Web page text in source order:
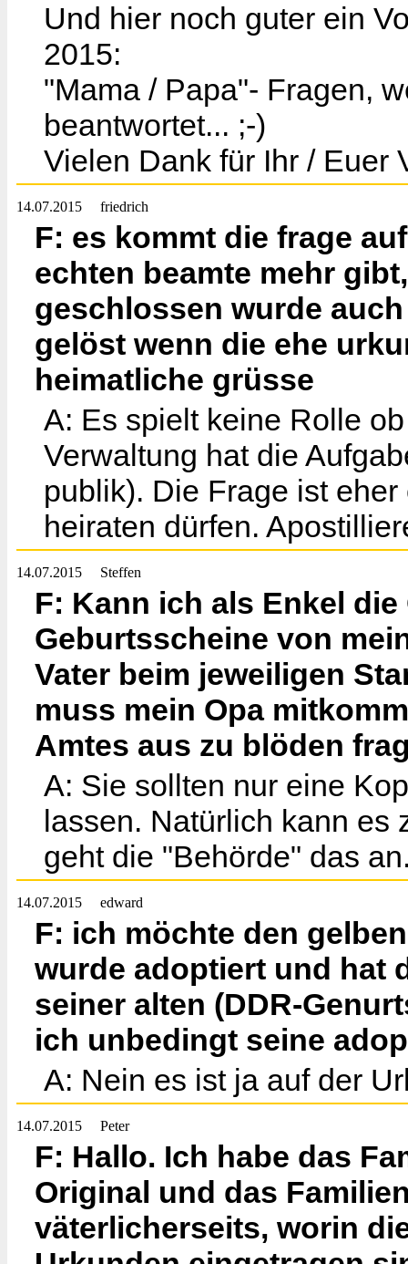
Und hier noch guter ein
2015:
"Mama / Papa"- Fragen,
beantwortet... ;-)
Vielen Dank für Ihr / Euer
14.07.2015 friedrich
F: es kommt die frage
echten beamte mehr
geschlossen wurde
gelöst wenn die ehe
heimatliche grüsse
A: Es spielt keine Rolle
Verwaltung hat die
publik). Die Frage ist
heiraten dürfen.
14.07.2015 Steffen
F: Kann ich als Enkel
Geburtsscheine von
Vater beim jeweiligen
muss mein Opa
Amtes aus zu blöden
A: Sie sollten nur eine
lassen. Natürlich kann es
geht die "Behörde" das
14.07.2015 edward
F: ich möchte den
wurde adoptiert und hat
seiner alten (DDR-
ich unbedingt seine
A: Nein es ist ja auf der
14.07.2015 Peter
F: Hallo. Ich habe das
Original und das
väterlicherseits, worin